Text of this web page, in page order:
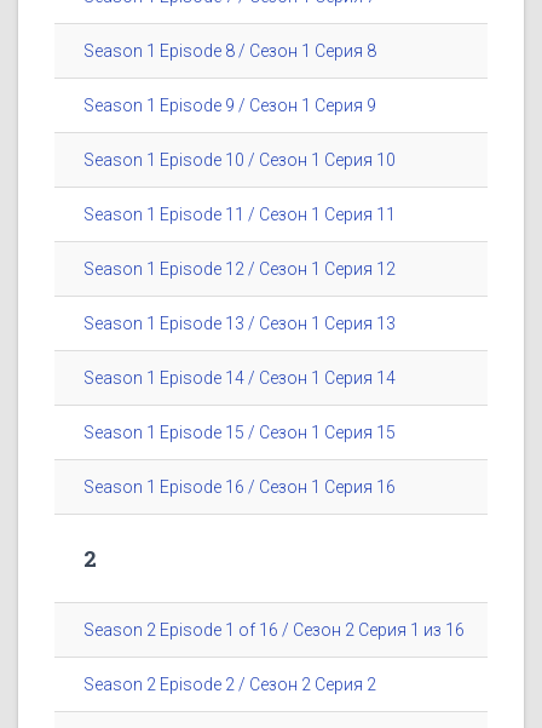
Season 1 Episode 8 / Сезон 1 Серия 8
Season 1 Episode 9 / Сезон 1 Серия 9
Season 1 Episode 10 / Сезон 1 Серия 10
Season 1 Episode 11 / Сезон 1 Серия 11
Season 1 Episode 12 / Сезон 1 Серия 12
Season 1 Episode 13 / Сезон 1 Серия 13
Season 1 Episode 14 / Сезон 1 Серия 14
Season 1 Episode 15 / Сезон 1 Серия 15
Season 1 Episode 16 / Сезон 1 Серия 16
2
Season 2 Episode 1 of 16 / Сезон 2 Серия 1 из 16
Season 2 Episode 2 / Сезон 2 Серия 2